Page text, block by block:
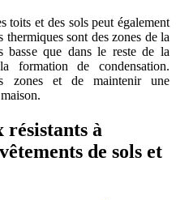
toits et des sols peut également
sont des zones de la
basse que dans le reste de la
formation de condensation.
zones et de maintenir une
résistants à
de sols et